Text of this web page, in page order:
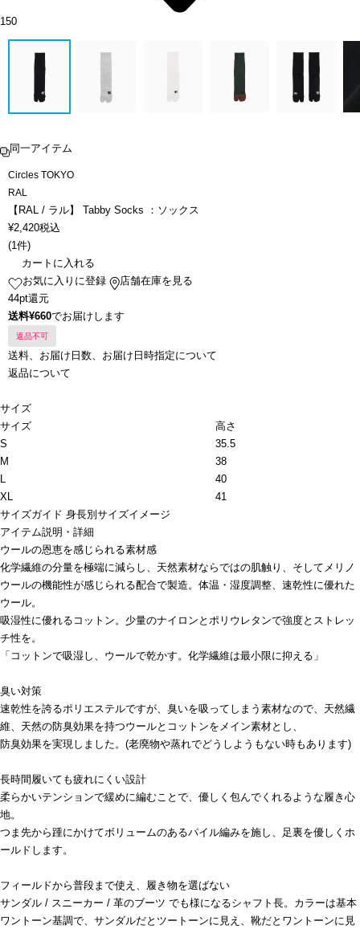
150
同一アイテム
Circles TOKYO
RAL
【RAL / ラル】 Tabby Socks ：ソックス
¥2,420税込
(1件)
カートに入れる
お気に入りに登録
店舗在庫を見る
44pt還元
送料¥660でお届けします
返品不可
送料、お届け日数、お届け日時指定について
返品について
サイズ
サイズ
高さ
S
35.5
M
38
L
40
XL
41
サイズガイド 身長別サイズイメージ
アイテム説明・詳細
ウールの恩恵を感じられる素材感
化学繊維の分量を極端に減らし、天然素材ならではの肌触り、そしてメリノ
ウールの機能性が感じられる配合で製造。体温・湿度調整、速乾性に優れた
ウール。
吸湿性に優れるコットン。少量のナイロンとポリウレタンで強度とストレッ
チ性を。
「コットンで吸湿し、ウールで乾かす。化学繊維は最小限に抑える」
臭い対策
速乾性を誇るポリエステルですが、臭いを吸ってしまう素材なので、天然繊
維、天然の防臭効果を持つウールとコットンをメイン素材とし、
防臭効果を実現しました。(老廃物や蒸れでどうしようもない時もあります)
長時間履いても疲れにくい設計
柔らかいテンションで緩めに編むことで、優しく包んでくれるような履き心
地。
つま先から踵にかけてボリュームのあるパイル編みを施し、足裏を優しくホ
ールドします。
フィールドから普段まで使え、履き物を選ばない
サンダル / スニーカー / 革のブーツ でも様になるシャフト長。カラーは基本
ワントーン基調で、サンダルだとツートーンに見え、靴だとワントーンに見